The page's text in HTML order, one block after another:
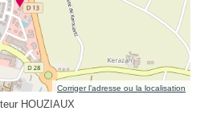
Corriger l’adresse ou la localisation
HOUZIAUX